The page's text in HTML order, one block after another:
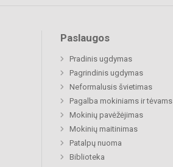
Paslaugos
Pradinis ugdymas
Pagrindinis ugdymas
Neformalusis švietimas
Pagalba mokiniams ir tėvams
Mokinių pavėžėjimas
Mokinių maitinimas
Patalpų nuoma
Biblioteka